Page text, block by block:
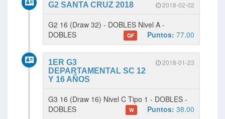
2018-02-02
G2 SANTA CRUZ 2018
G2 16 (Draw 32) - DOBLES Nivel A -
DOBLES
QF Puntos: 77.00
2018-01-23
1ER G3
DEPARTAMENTAL SC 12
Y 16 AÑOS
G3 16 (Draw 16) Nivel C Tipo 1 - DOBLES -
DOBLES
W Puntos: 38.00